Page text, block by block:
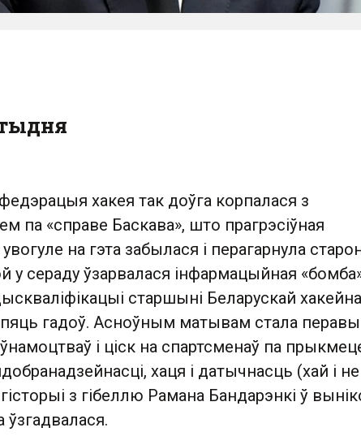
хакея так доўга корпалася з
па «справе Баскава», што прагрэсіўная
на гэта забылася і перагарнула
у сераду ўзарвалася інфармацыйная
старшыні Беларускай
гадоў. Асноўным матывам стала
і ціск на спартсменаў па
хаця і датычнасць (хай і не
з гібеллю Рамана Бандарэнкі ў
ўзгадвалася.